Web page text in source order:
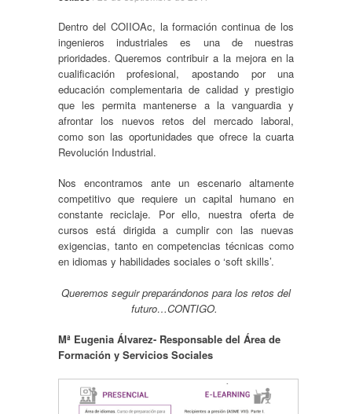
Dentro del COIIOAc, la formación continua de los
ingenieros industriales es una de nuestras
prioridades. Queremos contribuir a la mejora en la
cualificación profesional, apostando por una
educación complementaria de calidad y prestigio
que les permita mantenerse a la vanguardia y
afrontar los nuevos retos del mercado laboral,
como son las oportunidades que ofrece la cuarta
Revolución Industrial.
Nos encontramos ante un escenario altamente
competitivo que requiere un capital humano en
constante reciclaje. Por ello, nuestra oferta de
cursos está dirigida a cumplir con las nuevas
exigencias, tanto en competencias técnicas como
en idiomas y habilidades sociales o ‘soft skills’.
Queremos seguir preparándonos para los retos del
futuro…CONTIGO.
Mª Eugenia Álvarez- Responsable del Área de
Formación y Servicios Sociales